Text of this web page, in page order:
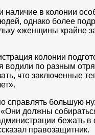
в колонии
однако более
«женщины крайне
колонии
водили по разным
что заключенные
справлять большую
должны
бежать в
правозащитник.